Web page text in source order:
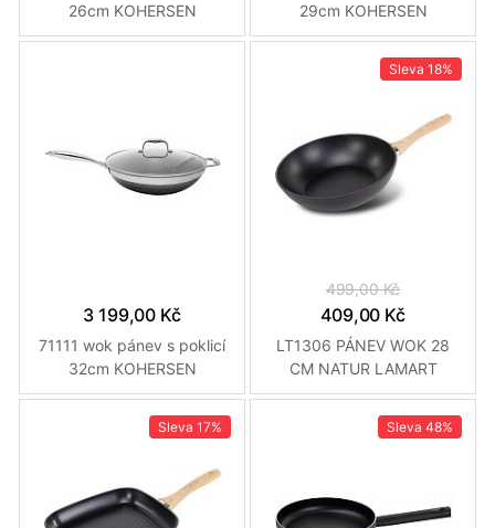
26cm KOHERSEN
29cm KOHERSEN
3 199,00 Kč
71111 wok pánev s poklicí
32cm KOHERSEN
Sleva 18%
499,00 Kč
409,00 Kč
LT1306 PÁNEV WOK 28
CM NATUR LAMART
Sleva 17% Sleva 48%